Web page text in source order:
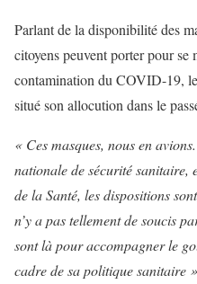
Parlant de la disponibilité des
citoyens peuvent porter pour se
contamination du COVID-19,
situé son allocution dans le
« Ces masques, nous en
nationale de sécurité sanitaire,
de la Santé, les dispositions
n’y a pas tellement de soucis
sont là pour accompagner le
cadre de sa politique sanitaire »